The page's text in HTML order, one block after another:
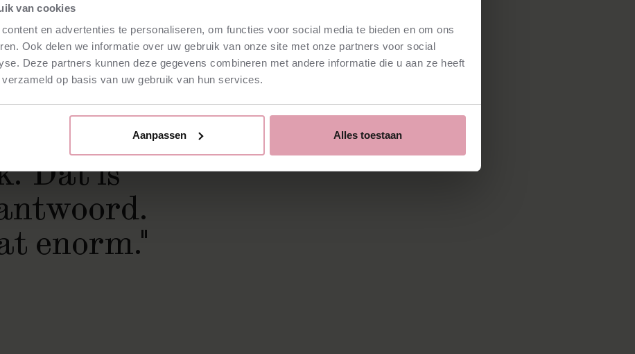
van cookies
en advertenties te personaliseren, om functies voor social media te bieden en om ons
Ook delen we informatie over uw gebruik van onze site met onze partners voor social
Deze partners kunnen deze gegevens combineren met andere informatie die u aan ze heeft
op basis van uw gebruik van hun services.
Aanpassen Alles toestaan
de
'Dat is
enorm."